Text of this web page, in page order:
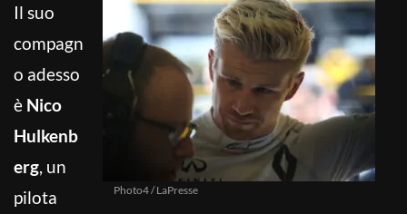
Photo4 / LaPresse
Il suo
compagn
o adesso
è Nico
Hulkenb
erg, un
pilota